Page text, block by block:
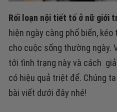
Rối loạn nội tiết tố ở nữ giới
hiện ngày càng phổ biến,
cho cuộc sống thường ngày.
tới tình trạng này và cách
có hiệu quả triệt để. Chúng
bài viết dưới đây nhé!